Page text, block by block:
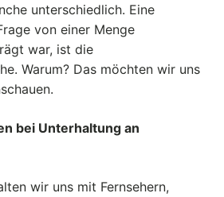
unterschiedlich. Eine
von einer Menge
war, ist die
Warum? Das möchten wir uns
bei Unterhaltung an
wir uns mit Fernsehern,